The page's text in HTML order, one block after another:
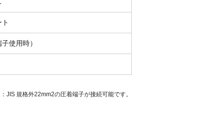
使用時）
JIS 規格外22mm2の圧着端子が接続可能です。